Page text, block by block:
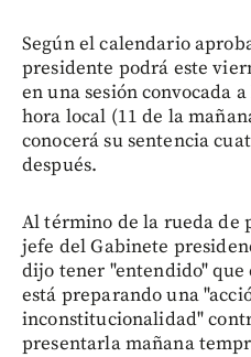
Según el calendario
presidente podrá este
en una sesión convocada
hora local (11 de la
conocerá su sentencia
después.
Al término de la rueda de
jefe del Gabinete
dijo tener "entendido"
está preparando una
inconstitucionalidad"
presentarla mañana